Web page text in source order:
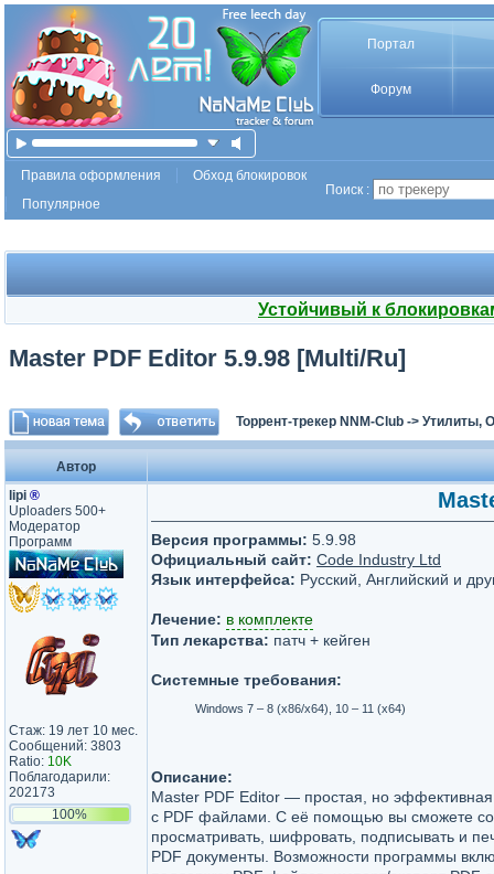
Портал
Форум
Правила оформления
Обход блокировок
Популярное
Поиск :
Устойчивый к
Master PDF Editor 5.9.98 [Multi/Ru]
Торрент-трекер NNM-Club -> Утилиты,
Автор
lipi ®
Uploaders 500+
Модератор
Программ
Стаж: 19 лет 10 мес.
Сообщений: 3803
Ratio: 10K
Поблагодарили:
202173
100%
Версия программы: 5.9.98
Официальный сайт: Code Industry Ltd
Язык интерфейса: Русский, Английский и
Лечение: в комплекте
Тип лекарства: патч + кейген
Системные требования:
Windows 7 – 8 (х86/х64), 10 – 11 (х64)
Описание:
Master PDF Editor — простая, но
с PDF файлами. С её помощью вы сможете
просматривать, шифровать, подписывать и
PDF документы. Возможности программы